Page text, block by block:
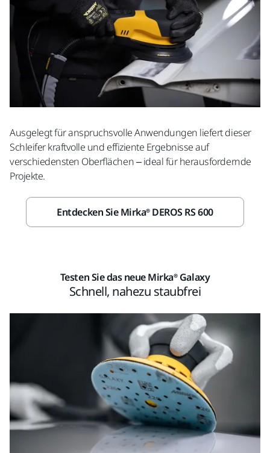
Ausgelegt für anspruchsvolle Anwendungen liefert dieser
Schleifer kraftvolle und effiziente Ergebnisse auf
verschiedensten Oberflächen – ideal für herausfordernde
Projekte.
Entdecken Sie Mirka® DEROS RS 600
Testen Sie das neue Mirka® Galaxy
Schnell, nahezu staubfrei